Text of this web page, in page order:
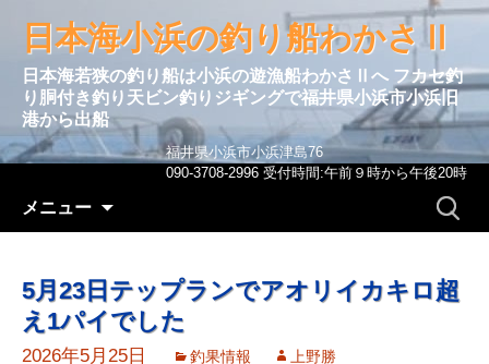
日本海小浜の釣り船わかさⅡ
日本海若狭の釣り船は小浜の遊漁船わかさⅡへ フカセ釣
り胴付き釣り天ビン釣りジギングで福井県小浜市小浜旧
港から出船
福井県小浜市小浜津島76
090-3708-2996 受付時間:午前９時から午後20時
メニュー
検
5月23日テップランでアオリイカキロ超
え1パイでした
2026年5月25日 釣果情報
上野勝